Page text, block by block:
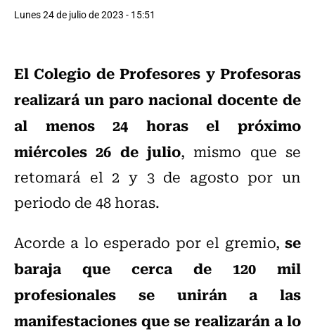
Lunes 24 de julio de 2023 - 15:51
El Colegio de Profesores y Profesoras
realizará un paro nacional docente de
al menos 24 horas el próximo
miércoles 26 de julio, mismo que se
retomará el 2 y 3 de agosto por un
periodo de 48 horas.
Acorde a lo esperado por el gremio, se
baraja que cerca de 120 mil
profesionales se unirán a las
manifestaciones que se realizarán a lo